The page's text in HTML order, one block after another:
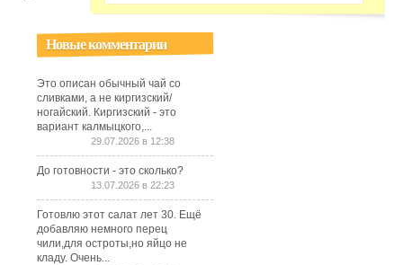
Новые комментарии
Это описан обычный чай со
сливками, а не киргизский/
ногайский. Киргизский - это
вариант калмыцкого,...
29.07.2026 в 12:38
До готовности - это сколько?
13.07.2026 в 22:23
Готовлю этот салат лет 30. Ещё
добавляю немного перец
чили,для остроты,но яйцо не
кладу. Очень...